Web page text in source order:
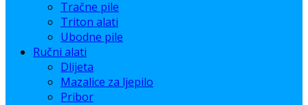
Tračne pile
Triton alati
Ubodne pile
Ručni alati
Dlijeta
Mazalice za ljepilo
Pribor